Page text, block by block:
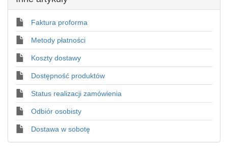
Faktura proforma
Metody płatności
Koszty dostawy
Dostępność produktów
Status realizacji zamówienia
Odbiór osobisty
Dostawa w sobotę